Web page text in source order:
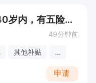
业务员（大专以上学历，40岁内，有五险一金，不符合勿扰）
49分钟前
其他补贴 ...
申请